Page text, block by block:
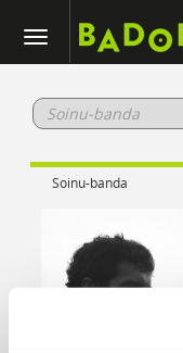
Soinu-banda